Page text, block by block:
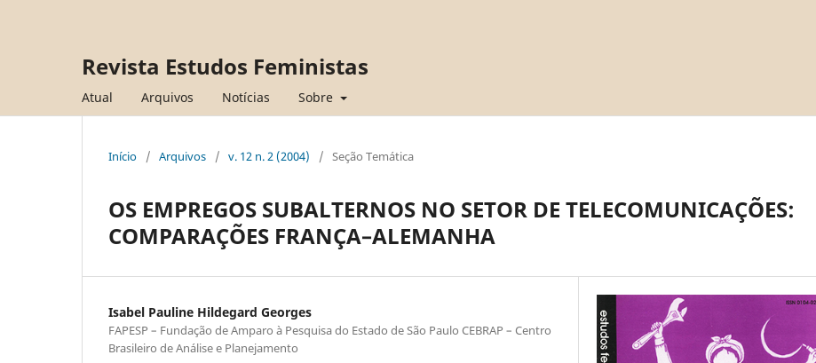
Revista Estudos Feministas
Atual Arquivos Notícias Sobre
Início / Arquivos / v. 12 n. 2 (2004) / Seção Temática
OS EMPREGOS SUBALTERNOS NO SETOR DE TELECOMUNICAÇÕES:
COMPARAÇÕES FRANÇA–ALEMANHA
Isabel Pauline Hildegard Georges
FAPESP – Fundação de Amparo à Pesquisa do Estado de São Paulo CEBRAP – Centro
Brasileiro de Análise e Planejamento